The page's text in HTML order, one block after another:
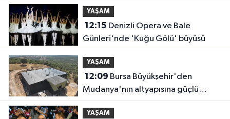
YAŞAM
12:15
Günleri'nde 'Kuğu Gölü' büyüsü
YAŞAM
12:09
Mudanya'nın altyapısına güçlü
yatırım
YAŞAM